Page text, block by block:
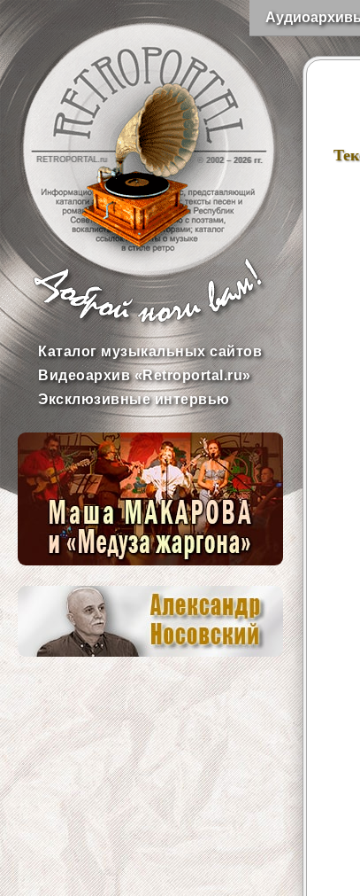
RETROPORTAL.ru © 2002 – 2026 гг.
Каталог музыкальных сайтов
Видеоархив «Retroportal.ru»
Эксклюзивные интервью